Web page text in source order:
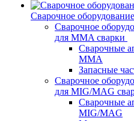
Сварочное оборудование
Сварочное
для MMA сварки
Сварочные
MMA
Запасные
Сварочное
для MIG/MAG
Сварочные
MIG/MAG